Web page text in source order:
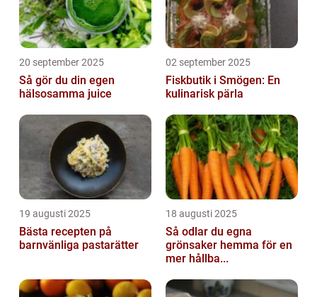
20 september 2025
Så gör du din egen
hälsosamma juice
02 september 2025
Fiskbutik i Smögen: En
kulinarisk pärla
19 augusti 2025
Bästa recepten på
barnvänliga pastarätter
18 augusti 2025
Så odlar du egna
grönsaker hemma för en
mer hållba...